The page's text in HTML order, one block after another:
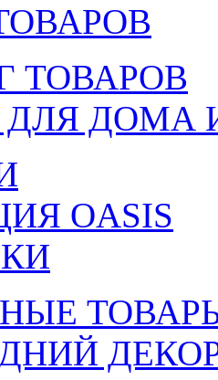
ТОВАРОВ
ДОМА
OASIS